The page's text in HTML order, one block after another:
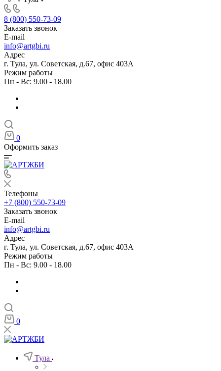
8 (800) 550-73-09
Заказать звонок
E-mail
info@artgbi.ru
Адрес
г. Тула, ул. Советская, д.67, офис 403А
Режим работы
Пн - Вс: 9.00 - 18.00
0
Оформить заказ
Телефоны
+7 (800) 550-73-09
Заказать звонок
E-mail
info@artgbi.ru
Адрес
г. Тула, ул. Советская, д.67, офис 403А
Режим работы
Пн - Вс: 9.00 - 18.00
0
Тула